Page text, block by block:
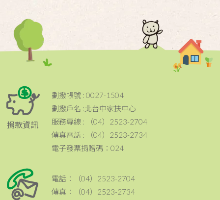
捐款資訊
劃撥帳號 : 0027-1504
劃撥戶名 :北台中家扶中心
服務專線 : （04）2523-2704
傳真電話 : （04）2523-2734
電子發票捐贈碼：024
電話：（04）2523-2704
傳真：（04）2523-2734